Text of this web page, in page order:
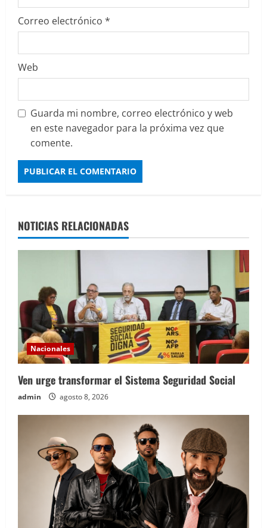
Correo electrónico *
Web
Guarda mi nombre, correo electrónico y web
en este navegador para la próxima vez que
comente.
NOTICIAS RELACIONADAS
Nacionales
Ven urge transformar el Sistema Seguridad Social
admin agosto 8, 2026